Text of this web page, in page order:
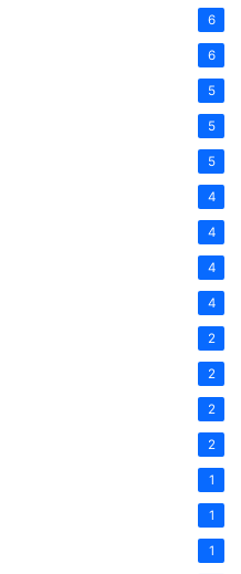
6
6
5
5
5
4
4
4
4
2
2
2
2
1
1
1